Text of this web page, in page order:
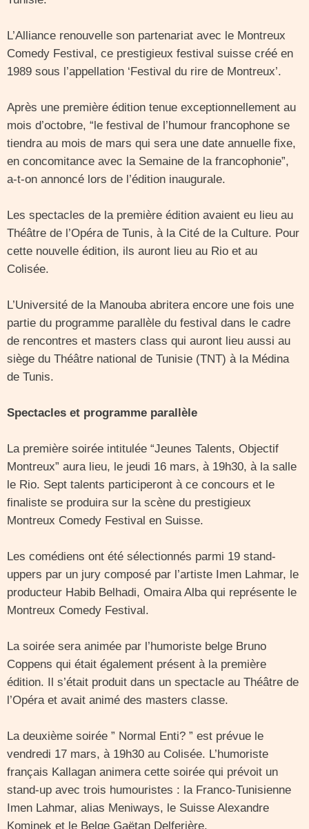
L’Alliance renouvelle son partenariat avec le Montreux
Comedy Festival, ce prestigieux festival suisse créé en
1989 sous l’appellation ‘Festival du rire de Montreux’.
Après une première édition tenue exceptionnellement au
mois d’octobre, “le festival de l’humour francophone se
tiendra au mois de mars qui sera une date annuelle fixe,
en concomitance avec la Semaine de la francophonie”,
a-t-on annoncé lors de l’édition inaugurale.
Les spectacles de la première édition avaient eu lieu au
Théâtre de l’Opéra de Tunis, à la Cité de la Culture. Pour
cette nouvelle édition, ils auront lieu au Rio et au
Colisée.
L’Université de la Manouba abritera encore une fois une
partie du programme parallèle du festival dans le cadre
de rencontres et masters class qui auront lieu aussi au
siège du Théâtre national de Tunisie (TNT) à la Médina
de Tunis.
Spectacles et programme parallèle
La première soirée intitulée “Jeunes Talents, Objectif
Montreux” aura lieu, le jeudi 16 mars, à 19h30, à la salle
le Rio. Sept talents participeront à ce concours et le
finaliste se produira sur la scène du prestigieux
Montreux Comedy Festival en Suisse.
Les comédiens ont été sélectionnés parmi 19 stand-
uppers par un jury composé par l’artiste Imen Lahmar, le
producteur Habib Belhadi, Omaira Alba qui représente le
Montreux Comedy Festival.
La soirée sera animée par l’humoriste belge Bruno
Coppens qui était également présent à la première
édition. Il s’était produit dans un spectacle au Théâtre de
l’Opéra et avait animé des masters classe.
La deuxième soirée ” Normal Enti? ” est prévue le
vendredi 17 mars, à 19h30 au Colisée. L’humoriste
français Kallagan animera cette soirée qui prévoit un
stand-up avec trois humouristes : la Franco-Tunisienne
Imen Lahmar, alias Meniways, le Suisse Alexandre
Kominek et le Belge Gaëtan Delferière.